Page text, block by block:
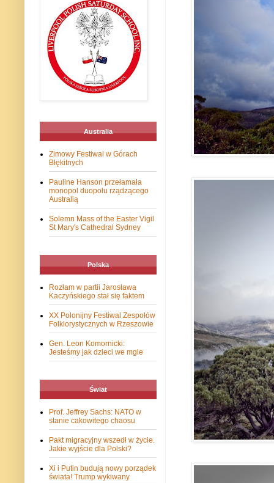
Australia
Zimowy Festiwal w Górach
Błękitnych
Pauline Hanson przełamała
monopol duopolu rządzącego
Australią
Solemn Mass of the Easter Vigil
St Mary's Cathedral Sydney
Polska
Rozłam w partii Jarosława
Kaczyńskiego stał się faktem
XX Polonijny Festiwal Zespołów
Folklorystycznych w Rzeszowie
Gen. Leon Komornicki:
Jesteśmy jak dzieci we mgle
Świat
Prof. Jeffrey Sachs: NATO w
stanie cakowitego chaosu
Pakt migracyjny wszedł w życie.
Jakie wyjście dla Polski?
Xi i Putin budują nowy porządek
świata! Trump wykiwany